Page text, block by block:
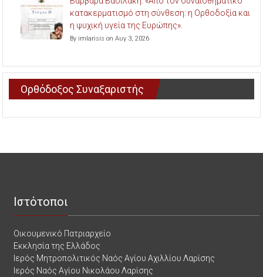
κατακερματισμό στη σύνθεση: η Ορθοδοξία και
η ψυχική υγεία της Ευρώπης».
By imlarisis on Αυγ 3, 2026
Ορθόδοξος Συναξαριστής
Ιστότοποι
Οικουμενικό Πατριαρχείο
Εκκλησία της Ελλάδος
Ιερός Μητροπολιτικός Ναός Αγίου Αχιλλίου Λαρίσης
Ιερός Ναός Αγίου Νικολάου Λαρίσης